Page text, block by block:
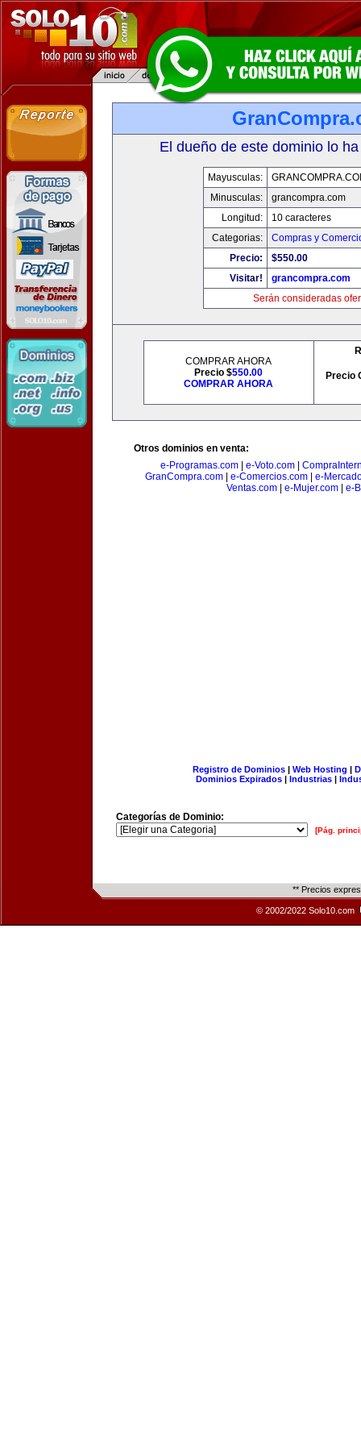
El dueño de este dominio lo
Mayusculas:
Minusculas:
grancompra.com
Longitud:
10 caracteres
Categorias:
Compras y
Precio:
$550.00
Visitar!
grancompra.com
Serán consideradas
COMPRAR AHORA
Precio $550.00
COMPRAR AHORA
Precio
Otros dominios en venta:
e-Programas.com
e-Voto.com
GranCompra.com
e-Comercios.com
e-
Ventas.com
e-Mujer.com e-
Registro de Dominios| Web Hosting |
Dominios Expirados | Industrias |
Categorías de Dominio:
[Pág.
** Precios
© 2002/2022 Solo10.com